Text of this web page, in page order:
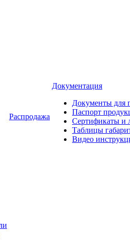
Распродажа
Документация
Документы для
Паспорт
Сертификаты и
Таблицы
Видео